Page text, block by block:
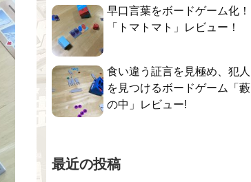
早口言葉をボードゲーム化！
「トマトマト」レビュー！
食い違う証言を見極め、犯人
を見つけるボードゲーム「藪
の中」レビュー!
最近の投稿